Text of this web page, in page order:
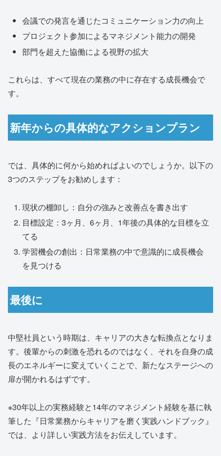
会議での発言を通じたコミュニケーション力の向上
プロジェクト参加によるマネジメント能力の開発
部門を超えた協働による視野の拡大
これらは、すべて現在の業務の中に存在する成長機会で
す。
新年からの具体的なアクションプラン
では、具体的に何から始めればよいのでしょうか。以下の
3つのステップをお勧めします：
現状の棚卸し：自分の強みと改善点を書き出す
目標設定：3ヶ月、6ヶ月、1年後の具体的な目標を立
てる
学習機会の創出：日常業務の中で意識的に成長機会
を見つける
最後に
中堅社員という時期は、キャリアの大きな転換点となりま
す。後輩からの刺激を恐れるのではなく、それを自身の成
長のエネルギーに変えていくことで、新たなステージへの
扉が開かれるはずです。
※30年以上の実務経験と14年のマネジメント経験を基に執
筆した『日常業務からキャリアを磨く実践ハンドブック』
では、より詳しい実践方法をお伝えしています。